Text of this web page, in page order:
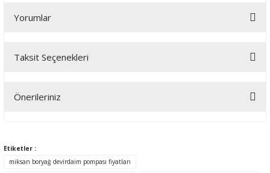
Yorumlar
Bu ürüne ilk yorumu siz yapın!
Taksit Seçenekleri
Önerileriniz
tarafımıza iletebilirsiniz.
Görüş ve önerileriniz için teşekkür ederiz.
Etiketler :
miksan boryağ devirdaim pompası fiyatları